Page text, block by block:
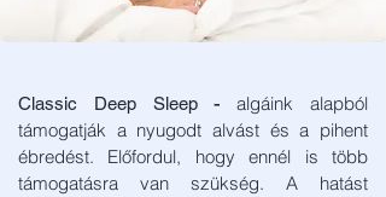
Classic Deep Sleep-algáink alapból
támogatják a nyugodt alvást és a pihent
ébredést. Előfordul, hogy ennél is több
támogatásra van szükség. A hatást